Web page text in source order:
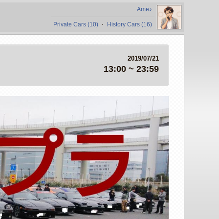
Ame♪
Private Cars (10) ・ History Cars (16)
2019/07/21
13:00 ~ 23:59